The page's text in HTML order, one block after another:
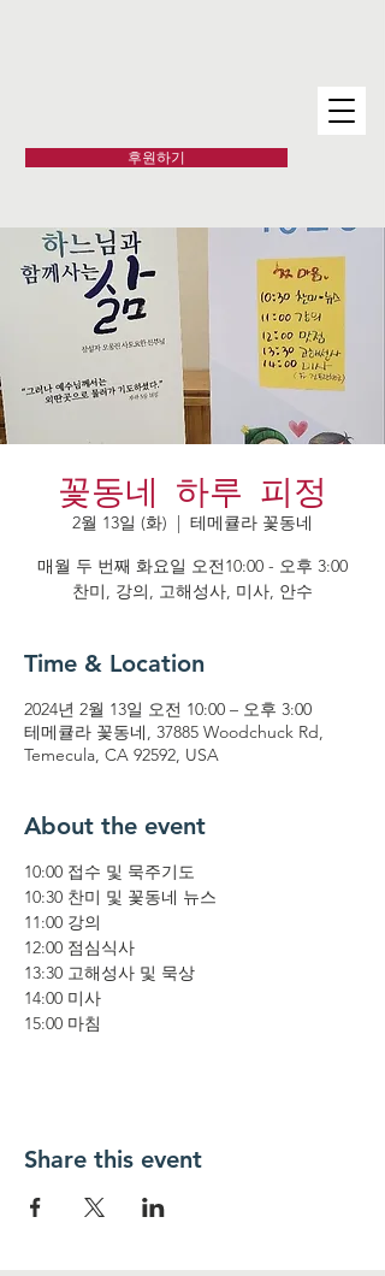
후원하기
꽃동네 하루 피정
2월 13일 (화)
  |
테메큘라 꽃동네
매월 두 번째 화요일 오전10:00 - 오후 3:00
찬미, 강의, 고해성사, 미사, 안수
Time & Location
2024년 2월 13일 오전 10:00 – 오후 3:00
테메큘라 꽃동네, 37885 Woodchuck Rd,
Temecula, CA 92592, USA
About the event
10:00 접수 및 묵주기도
10:30 찬미 및 꽃동네 뉴스
11:00 강의
12:00 점심식사
13:30 고해성사 및 묵상
14:00 미사
15:00 마침
Share this event